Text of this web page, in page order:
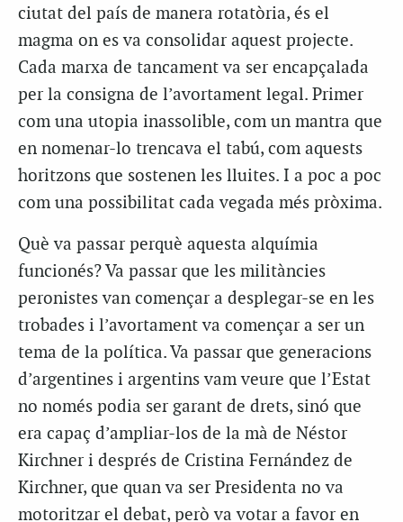
ciutat del país de manera rotatòria, és el
magma on es va consolidar aquest projecte.
Cada marxa de tancament va ser encapçalada
per la consigna de l’avortament legal. Primer
com una utopia inassolible, com un mantra que
en nomenar-lo trencava el tabú, com aquests
horitzons que sostenen les lluites. I a poc a poc
com una possibilitat cada vegada més pròxima.
Què va passar perquè aquesta alquímia
funcionés? Va passar que les militàncies
peronistes van començar a desplegar-se en les
trobades i l’avortament va començar a ser un
tema de la política. Va passar que generacions
d’argentines i argentins vam veure que l’Estat
no només podia ser garant de drets, sinó que
era capaç d’ampliar-los de la mà de Néstor
Kirchner i després de Cristina Fernández de
Kirchner, que quan va ser Presidenta no va
motoritzar el debat, però va votar a favor en